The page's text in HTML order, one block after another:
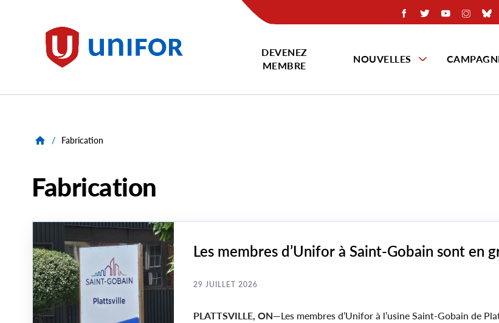
Unifor
DEVENEZ
MEMBRE
NOUVELLES
/ Fabrication
Fabrication
Les membres d’Unifor à Saint-Gobain sont en
29 JUILLET 2026
PLATTSVILLE, ON—Les membres d’Unifor à l’usine Saint-Gobain de